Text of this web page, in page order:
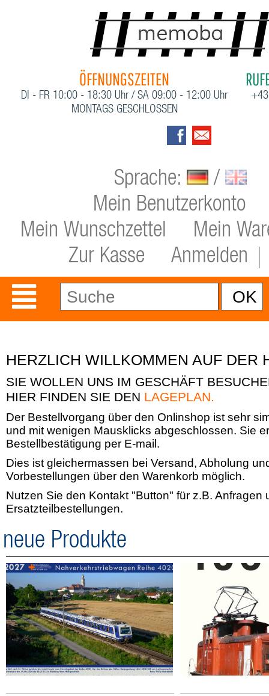
ÖFFNUNGSZEITEN
DI - FR 10:00 - 18:30 Uhr / SA 09:00 - 12:00 Uhr
MONTAGS GESCHLOSSEN
Sprache:
/
Mein Benutzerkonto
Mein Wunschzettel
Mein
Zur Kasse
Anmelden
HERZLICH WILLKOMMEN AUF DER
SIE WOLLEN UNS IM GESCHÄFT
HIER FINDEN SIE DEN LAGEPLAN.
Der Bestellvorgang über den Onlinshop ist sehr
und mit wenigen Mausklicks abgeschlossen. Sie
Bestellbestätigung per E-mail.
Dies ist gleichermassen bei Versand, Abholung
Vorbestellungen über den Warenkorb möglich.
Nutzen Sie den Kontakt "Button" für z.B. Anfragen
Ersatzteilbestellungen.
neue Produkte